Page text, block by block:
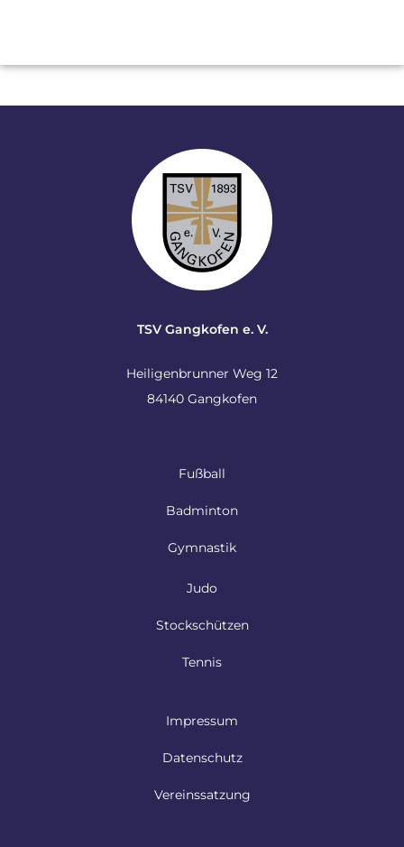
TSV Gangkofen e. V.
Heiligenbrunner Weg 12
84140 Gangkofen
Fußball
Badminton
Gymnastik
Judo
Stockschützen
Tennis
Impressum
Datenschutz
Vereinssatzung